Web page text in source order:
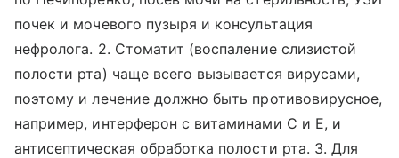
почек и мочевого пузыря и консультация
нефролога. 2. Стоматит (воспаление слизистой
полости рта) чаще всего вызывается вирусами,
поэтому и лечение должно быть противовирусное,
например, интерферон с витаминами С и Е, и
антисептическая обработка полости рта. 3. Для